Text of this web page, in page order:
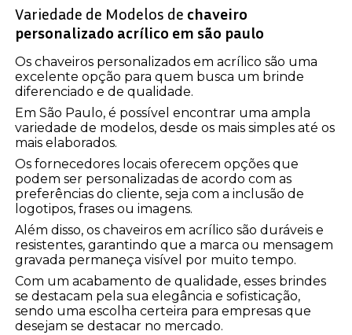
Variedade de Modelos de chaveiro
personalizado acrílico em são paulo
Os chaveiros personalizados em acrílico são uma
excelente opção para quem busca um brinde
diferenciado e de qualidade.
Em São Paulo, é possível encontrar uma ampla
variedade de modelos, desde os mais simples até os
mais elaborados.
Os fornecedores locais oferecem opções que
podem ser personalizadas de acordo com as
preferências do cliente, seja com a inclusão de
logotipos, frases ou imagens.
Além disso, os chaveiros em acrílico são duráveis e
resistentes, garantindo que a marca ou mensagem
gravada permaneça visível por muito tempo.
Com um acabamento de qualidade, esses brindes
se destacam pela sua elegância e sofisticação,
sendo uma escolha certeira para empresas que
desejam se destacar no mercado.